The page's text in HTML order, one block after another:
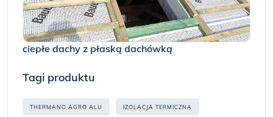
ciepłe dachy z płaską dachówką
Tagi produktu
THERMANO AGRO ALU IZOLACJA TERMICZNA